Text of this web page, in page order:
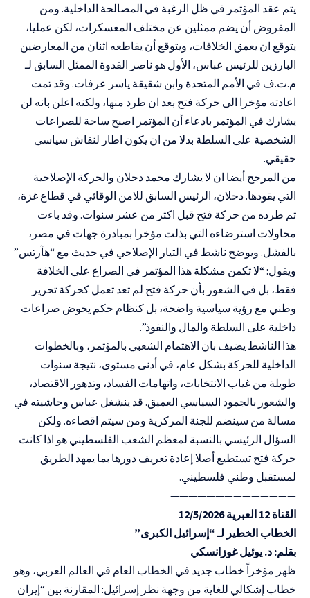
يتم عقد المؤتمر في ظل الرغبة في المصالحة الداخلية. ومن
المفروض أن يضم ممثلين عن مختلف المعسكرات، لكن عمليا،
يتوقع ان يعمق الخلافات، ويتوقع أن يقاطعه اثنان من المعارضين
البارزين للرئيس عباس، الأول هو ناصر القدوة الممثل السابق لـ
م.ت.ف في الأمم المتحدة وابن شقيقة ياسر عرفات. وقد تمت
اعادته مؤخرا الى حركة فتح بعد ان طرد منها، ولكنه اعلن بانه لن
يشارك في المؤتمر بادعاء أن المؤتمر اصبح ساحة للصراعات
الشخصية على السلطة بدلا من ان يكون اطار لنقاش سياسي
حقيقي.
من المرجح أيضا ان لا يشارك محمد دحلان والحركة الإصلاحية
التي يقودها. دحلان، الرئيس السابق للامن الوقائي في قطاع غزة،
تم طرده من حركة فتح قبل اكثر من عشر سنوات. وقد باءت
محاولات استرضاءه التي بذلت مؤخرا بمبادرة جهات في مصر،
بالفشل. ويوضح ناشط في التيار الإصلاحي في حديث مع “هآرتس”
ويقول: “لا تكمن مشكلة هذا المؤتمر في الصراع على الخلافة
فقط، بل في الشعور بأن حركة فتح لم تعد تعمل كحركة تحرير
وطني مع رؤية سياسية واضحة، بل كنظام حكم يخوض صراعات
داخلية على السلطة والمال والنفوذ”.
هذا الناشط يضيف بان الاهتمام الشعبي بالمؤتمر، وبالخطوات
الداخلية للحركة بشكل عام، في أدنى مستوى، نتيجة سنوات
طويلة من غياب الانتخابات، واتهامات الفساد، وتدهور الاقتصاد،
والشعور بالجمود السياسي العميق. قد ينشغل عباس وحاشيته في
مسالة من سينضم للجنة المركزية ومن سيتم اقصاءه. ولكن
السؤال الرئيسي بالنسبة لمعظم الشعب الفلسطيني هو اذا كانت
حركة فتح تستطيع أصلا إعادة تعريف دورها بما يمهد الطريق
لمستقبل وطني فلسطيني.
——————————————
القناة 12 العبرية 12/5/2026
الخطاب الخطير لـ “إسرائيل الكبرى”
بقلم: د. يوئيل غوزانسكي
ظهر مؤخراً خطاب جديد في الخطاب العام في العالم العربي، وهو
خطاب إشكالي للغاية من وجهة نظر إسرائيل: المقارنة بين “إيران